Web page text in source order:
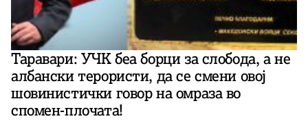
Таравари: УЧК беа борци за слобода, а не
албански терористи, да се смени овој
шовинистички говор на омраза во
спомен-плочата!